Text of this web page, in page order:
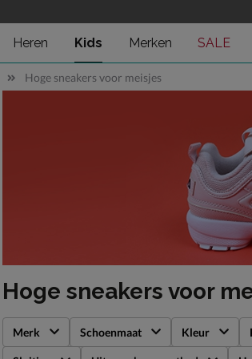
Heren Kids Merken SALE
Hoge sneakers voor meisjes
Hoge sneakers voor
Merk Schoenmaat Kleur